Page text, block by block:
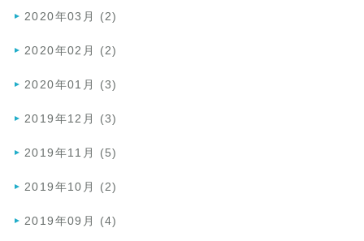
2020年03月 (2)
2020年02月 (2)
2020年01月 (3)
2019年12月 (3)
2019年11月 (5)
2019年10月 (2)
2019年09月 (4)